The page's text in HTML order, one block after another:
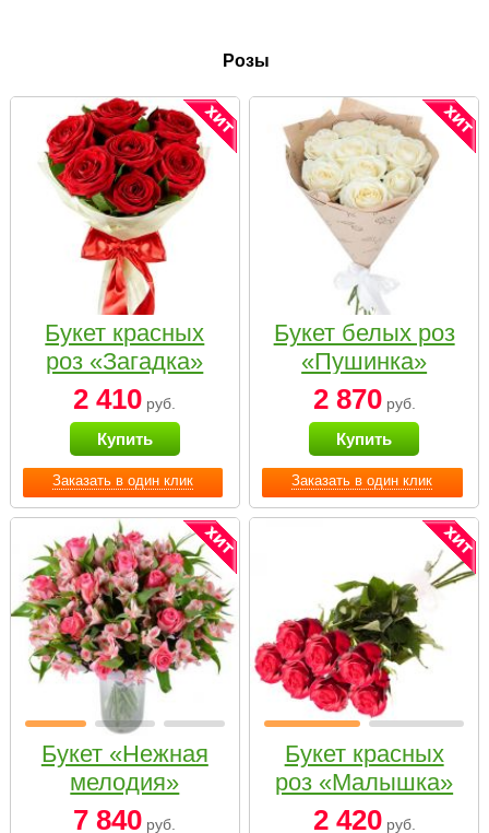
Розы
Заказать в один клик
Букет красных
роз «Загадка»
2 410 руб.
Купить
Заказать в один клик
Букет белых роз
«Пушинка»
2 870руб.
Купить
Букет «Нежная
мелодия»
7 840 руб.
Букет красных
роз «Малышка»
2 420руб.